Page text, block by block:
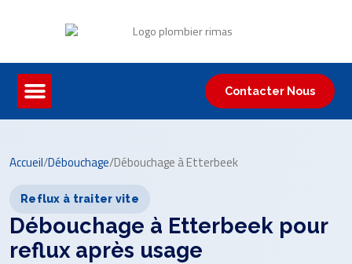
Contacter Nous
Accueil/Débouchage/Débouchage à Etterbeek
Reflux à traiter vite
Débouchage à Etterbeek pour
reflux après usage